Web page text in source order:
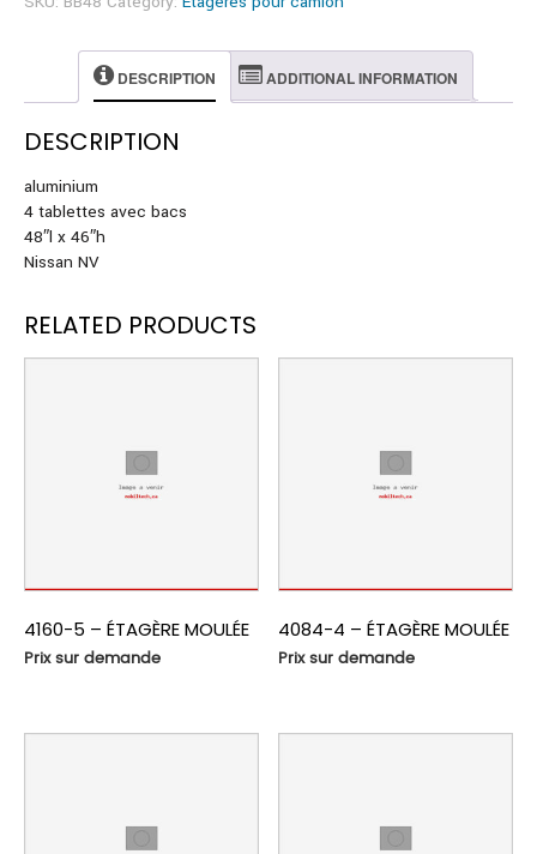
DESCRIPTION ADDITIONAL INFORMATION
DESCRIPTION
aluminium
4 tablettes avec bacs
48″l x 46″h
Nissan NV
RELATED PRODUCTS
4160-5 – ÉTAGÈRE MOULÉE
Prix sur demande
4084-4 – ÉTAGÈRE MOULÉE
Prix sur demande